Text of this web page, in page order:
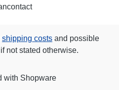
shipping costs and possible
not stated otherwise.
with Shopware